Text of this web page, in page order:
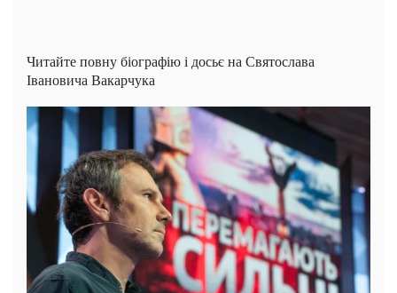
Читайте повну біографію і досьє на Святослава
Івановича Вакарчука